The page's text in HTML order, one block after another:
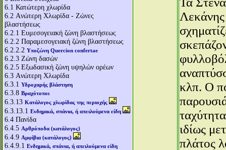
6.1 Κατώτερη χλωρίδα
6.2 Aνώτερη Χλωρίδα - Ζώνες
βλαστήσεως
6.2.1 Ευμεσογειακή ζώνη βλαστήσεως
6.2.2 Παραμεσογειακή ζώνη βλαστήσεως
6.2.2.2 Υποζώνη Quercion confertae
6.2.3 Ζώνη δασών
6.2.5 Εξωδασική ζώνη υψηλών ορέων
6.3 Aνώτερη Χλωρίδα
6.3.1 Υδροχαρής βλάστηση
6.3.8 Βραχότοποι
6.3.13 Κατάλογος χλωρίδας της περιοχής
6.3.13.1 Ενδημικά, σπάνια, ή απειλούμενα είδη
6.4 Πανίδα
6.4.5 Αρθρόποδα (κατάλογος)
6.4.9 Αμφίβια (κατάλογος)
6.4.9.1 Ενδημικά, σπάνια, ή απειλούμενα είδη
κλπ. Ο
ιδίως
πλάτος